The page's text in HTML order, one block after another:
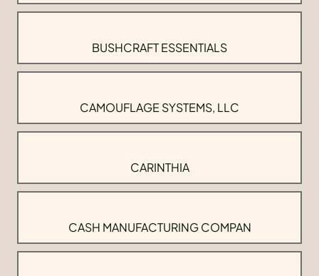
BUSHCRAFT ESSENTIALS
CAMOUFLAGE SYSTEMS, LLC
CARINTHIA
CASH MANUFACTURING COMPAN